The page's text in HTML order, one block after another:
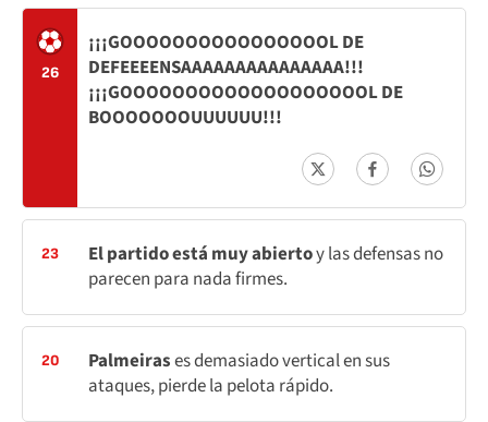
26
¡¡¡GOOOOOOOOOOOOOOOOL DE
DEFEEEENSAAAAAAAAAAAAAAA!!!
¡¡¡GOOOOOOOOOOOOOOOOOOOL DE
BOOOOOOOUUUUUU!!!
23 El partido está muy abiertoy las defensas no
parecen para nada firmes.
20 Palmeirases demasiado vertical en sus
ataques, pierde la pelota rápido.